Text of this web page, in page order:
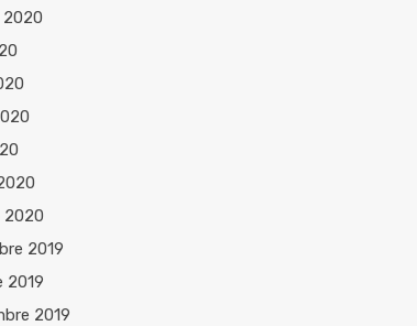
2020
2019
2019
2019